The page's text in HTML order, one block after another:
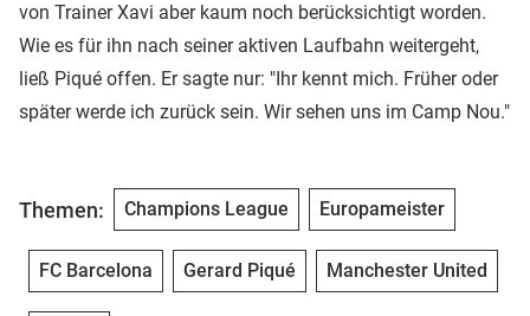
von Trainer Xavi aber kaum noch berücksichtigt worden.
Wie es für ihn nach seiner aktiven Laufbahn weitergeht,
ließ Piqué offen. Er sagte nur: "Ihr kennt mich. Früher oder
später werde ich zurück sein. Wir sehen uns im Camp Nou."
Themen: Champions League Europameister
FC Barcelona Gerard Piqué Manchester United